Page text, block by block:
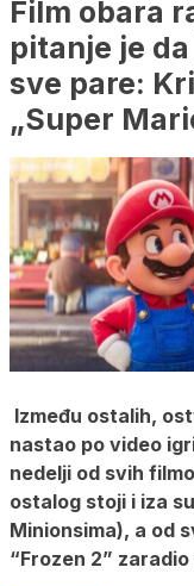
Film obara
pitanje je
sve pare:
„Super
Između ostalih,
nastao po video
nedelji od svih
ostalog stoji i iza
Minionsima), a od
“Frozen 2”